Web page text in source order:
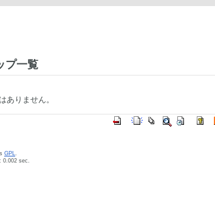
プ一覧
ありません。
GPL
0.002 sec.